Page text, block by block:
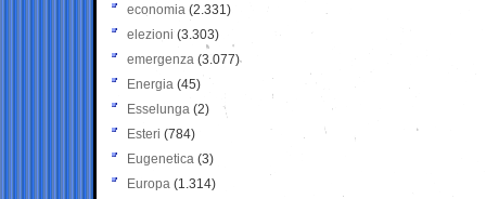
economia (2.331)
elezioni (3.303)
emergenza (3.077)
Energia (45)
Esselunga (2)
Esteri (784)
Eugenetica (3)
Europa (1.314)